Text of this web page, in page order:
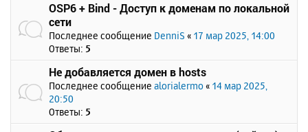
OSP6 + Bind - Доступ к доменам по локальной
сети
Последнее сообщение DenniS « 17 мар 2025, 14:00
Ответы: 5
Не добавляется домен в hosts
Последнее сообщение alorialermo « 14 мар 2025,
20:50
Ответы: 5